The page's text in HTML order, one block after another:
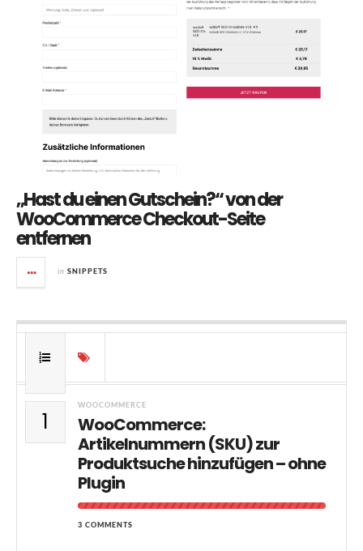
„Hast du einen Gutschein?“ von der
WooCommerce Checkout-Seite
entfernen
in SNIPPETS
1
WOOCOMMERCE
WooCommerce:
Artikelnummern (SKU) zur
Produktsuche hinzufügen – ohne
Plugin
3 COMMENTS